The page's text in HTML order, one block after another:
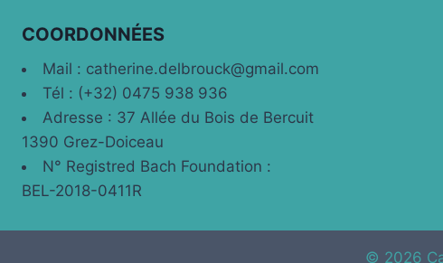
COORDONNÉES
Mail : catherine.delbrouck@gmail.com
Tél : (+32) 0475 938 936
Adresse : 37 Allée du Bois de Bercuit
1390 Grez-Doiceau
N° Registred Bach Foundation :
BEL-2018-0411R
© 2026